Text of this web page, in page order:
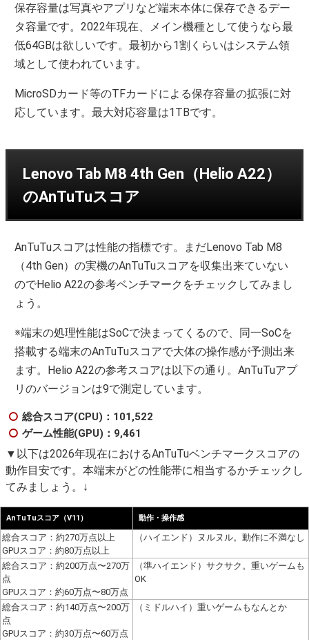
保存容量は写真やアプリなど端末本体に保存できるデー
タ容量です。2022年現在、メイン機種として使うなら最
低64GBは欲しいです。最初から1割くらいはシステム領
域として使われています。
MicroSDカード等のTFカードによる保存容量の拡張に対
応しています。最大対応容量は1TBです。
Lenovo Tab M8 4th Gen（Helio A22）
のAnTuTuスコア
AnTuTuスコアは性能の指標です。まだLenovo Tab M8
（4th Gen）の実機のAnTuTuスコアを収集出来ていない
のでHelio A22の参考ベンチマークをチェックしてみまし
ょう。
※端末の処理性能はSoCで決まってくるので、同一SoCを
搭載する端末のAnTuTuスコアで大体の操作感が予測出来
ます。Helio A22の参考スコアは以下の通り。AnTuTuアプ
リのバージョンは9で測定しています。
総合スコア(CPU)：101,522
ゲーム性能(GPU)：9,461
▼以下は2026年現在におけるAnTuTuベンチマークスコアの
動作目安です。本端末がどの性能帯に相当するかチェックし
てみましょう。↓
AnTuTuスコア（V11） 動作・操作感
総合スコア：約270万点以上
GPUスコア：約80万点以上
（ハイエンド）ヌルヌル。動作に不満なし
総合スコア：約200万点〜270万
点
GPUスコア：約60万点〜80万点
（準ハイエンド）サクサク。重いゲームも
OK
総合スコア：約140万点〜200万
点
GPUスコア：約30万点〜60万点
（ミドルハイ）重いゲームもなんとか